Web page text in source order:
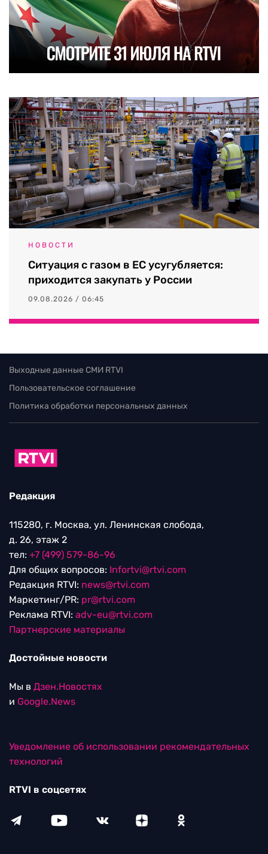
НОВОСТИ
Ситуация с газом в ЕС усугубляется:
приходится закупать у России
09.08.2026 / 06:45
Выходные данные СМИ RTVI
Пользовательское соглашение
Политика обработки персональных данных
Редакция
115280, г. Москва, ул. Ленинская слобода,
д. 26, этаж 2
тел: +7 (499) 579-86-96
Для общих вопросов: Infortvi@rtvi.com
Редакция RTVI: news@rtvi.com
Маркетинг/PR: pr@rtvi.com
Реклама RTVI: adv-eu@rtvi.com
Партнерские материалы
Достойные новости
Мы в Дзен.Новостях
и Google.News
Уведомление об использовании рекомендательных
технологий
RTVI в соцсетях